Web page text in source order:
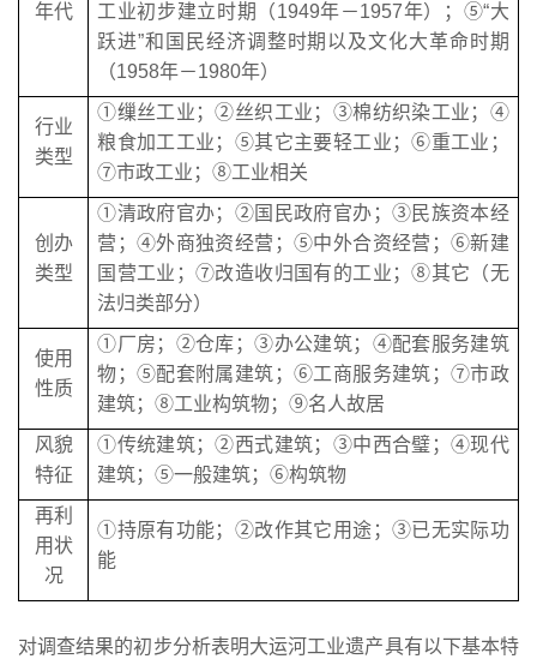
年代
工业初步建立时期（1949年－1957年）；⑤“大
跃进”和国民经济调整时期以及文化大革命时期
（1958年－1980年）
行业
类型
①缫丝工业；②丝织工业；③棉纺织染工业；④
粮食加工工业；⑤其它主要轻工业；⑥重工业；
⑦市政工业；⑧工业相关
创办
类型
①清政府官办；②国民政府官办；③民族资本经
营；④外商独资经营；⑤中外合资经营；⑥新建
国营工业；⑦改造收归国有的工业；⑧其它（无
法归类部分）
使用
性质
①厂房；②仓库；③办公建筑；④配套服务建筑
物；⑤配套附属建筑；⑥工商服务建筑；⑦市政
建筑；⑧工业构筑物；⑨名人故居
风貌
特征
①传统建筑；②西式建筑；③中西合璧；④现代
建筑；⑤一般建筑；⑥构筑物
再利
用状
况
①持原有功能；②改作其它用途；③已无实际功
能
对调查结果的初步分析表明大运河工业遗产具有以下基本特